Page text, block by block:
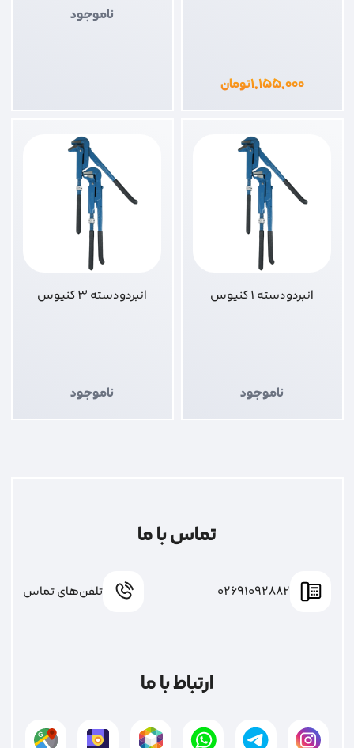
۱,۱۵۵,۰۰۰تومان
ناموجود
انبردودسته 1 کنیوس
ناموجود
انبردودسته 3 کنیوس
ناموجود
تماس با ما
02691092882 تلفن‌های تماس
ارتباط با ما